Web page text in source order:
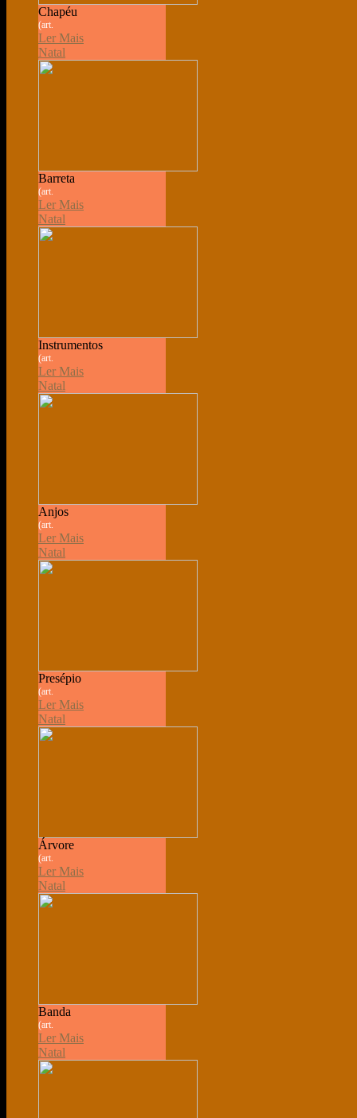
Chapéu
(art.
Ler Mais
Natal
Barreta
(art.
Ler Mais
Natal
Instrumentos
(art.
Ler Mais
Natal
Anjos
(art.
Ler Mais
Natal
Presépio
(art.
Ler Mais
Natal
Árvore
(art.
Ler Mais
Natal
Banda
(art.
Ler Mais
Natal